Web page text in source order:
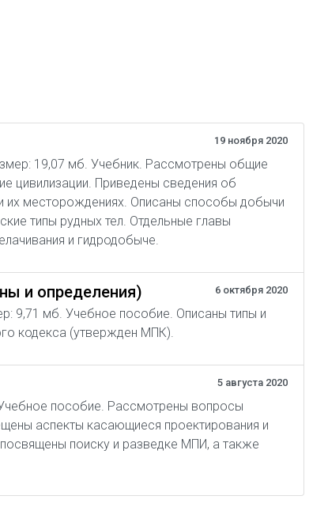
19 ноября 2020
19,07 мб. Учебник. Рассмотрены общие
цивилизации. Приведены сведения об
их месторождениях. Описаны способы добычи
типы рудных тел. Отдельные главы
и гидродобыче.
и определения) 6 октября 2020
9,71 мб. Учебное пособие. Описаны типы и
кодекса (утвержден МПК).
5 августа 2020
пособие. Рассмотрены вопросы
аспекты касающиеся проектирования и
поиску и разведке МПИ, а также